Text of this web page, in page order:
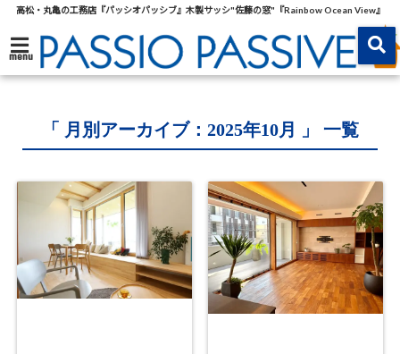
高松・丸亀の工務店『パッシオパッシブ』木製サッシ"佐藤の窓"『Rainbow Ocean View』
menu
「 月別アーカイブ：2025年10月 」 一覧